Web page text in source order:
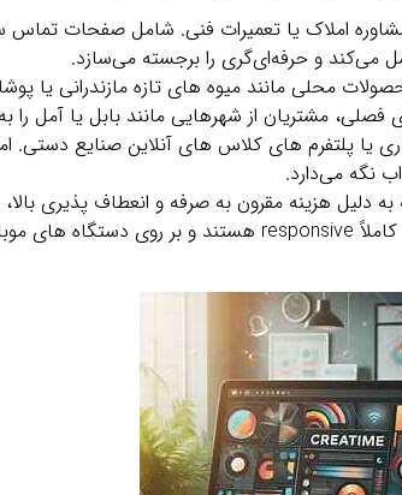
املاک یا تعمیرات فنی. شامل صفحات تماس
می‌کند و حرفه‌ای‌گری را برجسته می‌سازد.
محلی مانند میوه‌ های تازه مازندرانی یا
مشتریان از شهرهایی مانند بابل یا آمل را
یا پلتفرم‌ های کلاس‌ های آنلاین صنایع دستی.
نگه می‌دارد.
هزینه مقرون‌ به‌ صرفه و انعطاف‌ پذیری بالا،